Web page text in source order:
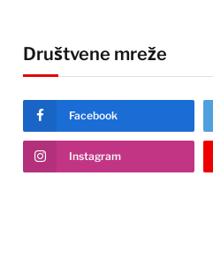
Društvene mreže
Facebook
Instagram